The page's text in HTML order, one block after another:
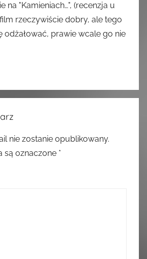
na "Kamieniach…", (recenzja u
rzeczywiście dobry, ale tego
odżałować, prawie wcale go nie
nie zostanie opublikowany.
są oznaczone *